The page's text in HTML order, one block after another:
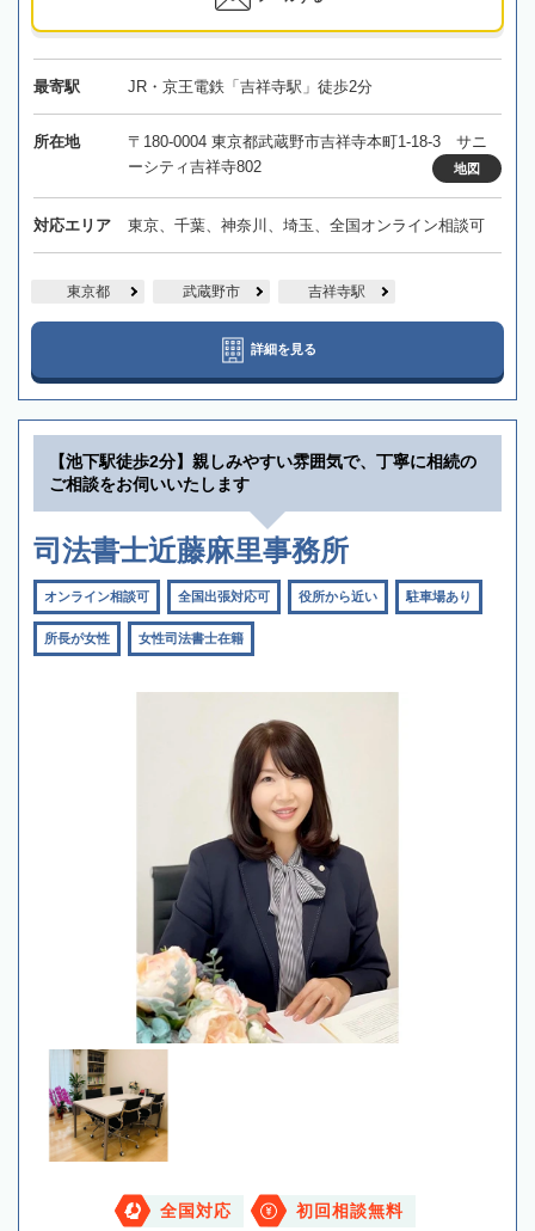
最寄駅 JR・京王電鉄「吉祥寺駅」徒歩2分
所在地
〒180-0004 東京都武蔵野市吉祥寺本町1-18-3 サニ
ーシティ吉祥寺802
地図
対応エリア 東京、千葉、神奈川、埼玉、全国オンライン相談可
東京都 武蔵野市 吉祥寺駅
詳細を見る
【池下駅徒歩2分】親しみやすい雰囲気で、丁寧に相続の
ご相談をお伺いいたします
司法書士近藤麻里事務所
オンライン相談可 全国出張対応可 役所から近い 駐車場あり
所長が女性 女性司法書士在籍
全国対応 初回相談無料